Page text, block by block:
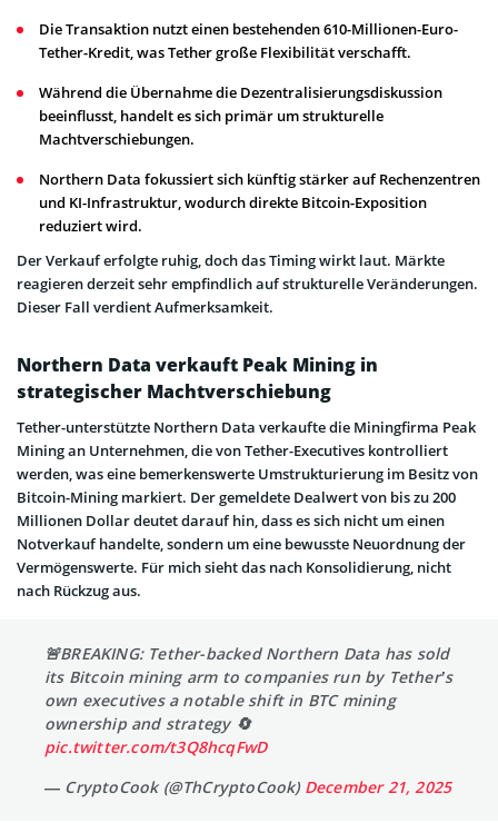
Die Transaktion nutzt einen bestehenden 610-Millionen-Euro-
Tether-Kredit, was Tether große Flexibilität verschafft.
Während die Übernahme die Dezentralisierungsdiskussion
beeinflusst, handelt es sich primär um strukturelle
Machtverschiebungen.
Northern Data fokussiert sich künftig stärker auf Rechenzentren
und KI-Infrastruktur, wodurch direkte Bitcoin-Exposition
reduziert wird.
Der Verkauf erfolgte ruhig, doch das Timing wirkt laut. Märkte
reagieren derzeit sehr empfindlich auf strukturelle Veränderungen.
Dieser Fall verdient Aufmerksamkeit.
Northern Data verkauft Peak Mining in
strategischer Machtverschiebung
Tether-unterstützte Northern Data verkaufte die Miningfirma Peak
Mining an Unternehmen, die von Tether-Executives kontrolliert
werden, was eine bemerkenswerte Umstrukturierung im Besitz von
Bitcoin-Mining markiert. Der gemeldete Dealwert von bis zu 200
Millionen Dollar deutet darauf hin, dass es sich nicht um einen
Notverkauf handelte, sondern um eine bewusste Neuordnung der
Vermögenswerte. Für mich sieht das nach Konsolidierung, nicht
nach Rückzug aus.
🚨BREAKING: Tether-backed Northern Data has sold
its Bitcoin mining arm to companies run by Tether’s
own executives a notable shift in BTC mining
ownership and strategy 🔄
pic.twitter.com/t3Q8hcqFwD
— CryptoCook (@ThCryptoCook) December 21, 2025